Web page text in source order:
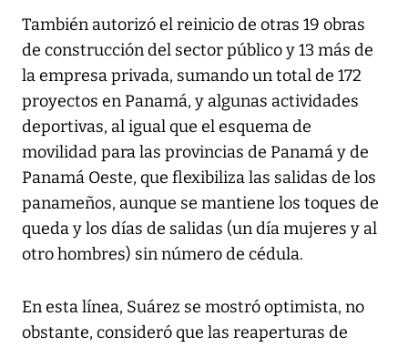
También autorizó el reinicio de otras 19 obras
de construcción del sector público y 13 más de
la empresa privada, sumando un total de 172
proyectos en Panamá, y algunas actividades
deportivas, al igual que el esquema de
movilidad para las provincias de Panamá y de
Panamá Oeste, que flexibiliza las salidas de los
panameños, aunque se mantiene los toques de
queda y los días de salidas (un día mujeres y al
otro hombres) sin número de cédula.
En esta línea, Suárez se mostró optimista, no
obstante, consideró que las reaperturas de